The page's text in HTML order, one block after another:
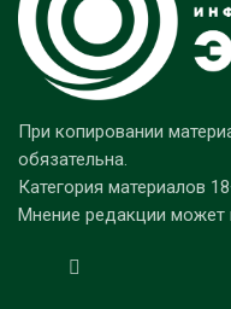
При копировании
обязательна.
Категория материалов
Мнение редакции может